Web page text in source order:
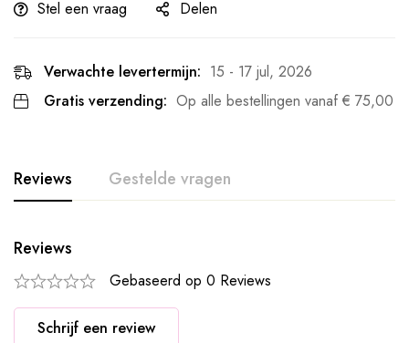
Stel een vraag Delen
Verwachte levertermijn: 15 - 17 jul, 2026
Gratis verzending: Op alle bestellingen vanaf € 75,00
Reviews Gestelde vragen
Reviews
Gebaseerd op 0 Reviews
Schrijf een review